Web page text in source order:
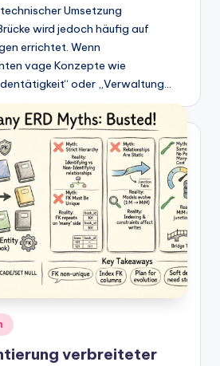
Umsetzung
wird jedoch häufig auf
errichtet. Wenn
vage Konzepte wie
oder „Verwaltung…
verbreiteter